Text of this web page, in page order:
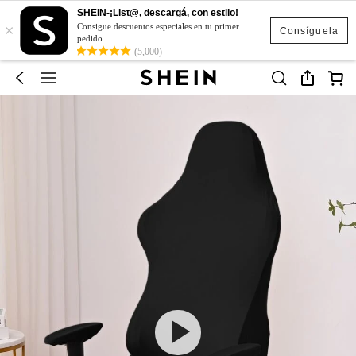
Consíguela
×
SHEIN-¡List@, descargá, con estilo!
Consigue descuentos especiales en tu primer
pedido
(5,000)